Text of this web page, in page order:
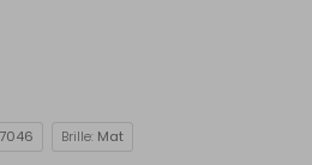
7046 Brille: Mat